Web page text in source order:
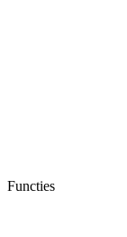
Functies